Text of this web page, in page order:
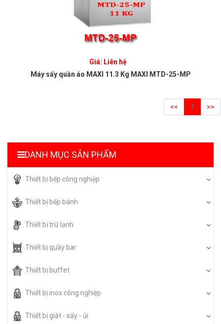
Giá: Liên hệ
Máy sấy quần áo MAXI 11.3 Kg MAXI MTD-25-MP
<< 1 >>
DANH MỤC SẢN PHẨM
Thiết bị bếp công nghiệp
Thiết bị bếp bánh
Thiết bị trữ lạnh
Thiết bị quầy bar
Thiết bị buffet
Thiết bị inox công nghiệp
Thiết bị giặt - sấy - ủi